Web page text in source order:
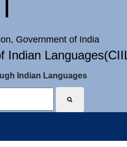
Government of India
Indian
Indian Languages